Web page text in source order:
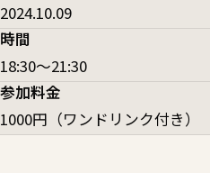
2024.10.09
時間
18:30〜21:30
参加料金
1000円（ワンドリンク付き）